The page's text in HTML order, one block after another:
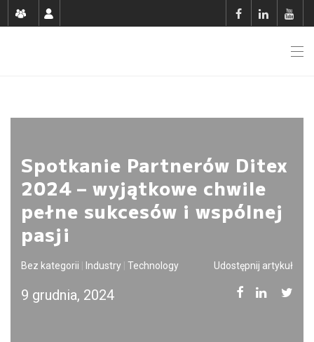
Spotkanie Partnerów Ditex
2024 – wyjątkowe chwile
pełne sukcesów i wspólnej
pasji
Bez kategorii Industry Technology
9 grudnia, 2024
Udostępnij artykuł